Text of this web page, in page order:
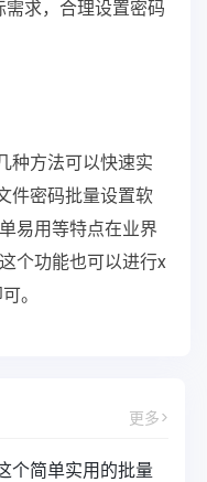
求，合理设置密码
种方法可以快速实
件密码批量设置软
易用等特点在业界
个功能也可以进行x
。
更多>
个简单实用的批量